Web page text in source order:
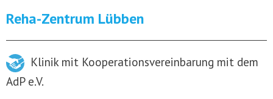
Reha-Zentrum Lübben
Klinik mit Kooperationsvereinbarung mit dem
AdP e.V.